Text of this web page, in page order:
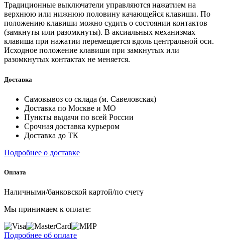
Традиционные выключатели управляются нажатием на
верхнюю или нижнюю половину качающейся клавиши. По
положению клавиши можно судить о состоянии контактов
(замкнуты или разомкнуты). В аксиальных механизмах
клавиша при нажатии перемещается вдоль центральной оси.
Исходное положение клавиши при замкнутых или
разомкнутых контактах не меняется.
Доставка
Самовывоз со склада (м. Савеловская)
Доставка по Москве и МО
Пункты выдачи по всей России
Срочная доставка курьером
Доставка до ТК
Подробнее о доставке
Оплата
Наличными/банковской картой/по счету
Мы принимаем к оплате:
Подробнее об оплате